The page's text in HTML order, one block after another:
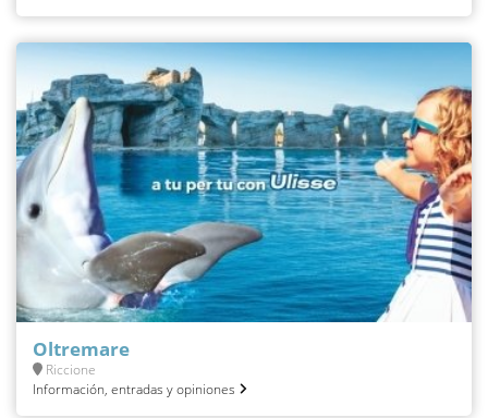
Oltremare
Riccione
Información, entradas y opiniones